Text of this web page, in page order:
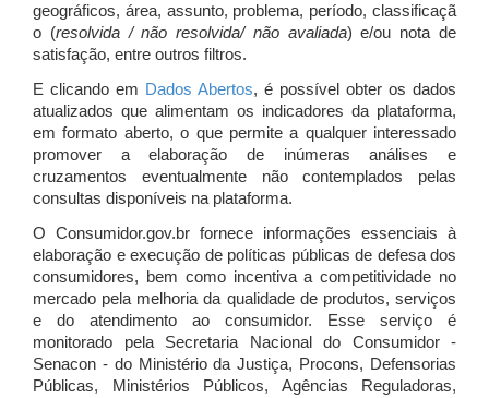
geográficos, área, assunto, problema, período, classificaçã
o (resolvida / não resolvida/ não avaliada) e/ou nota de
satisfação, entre outros filtros.
E clicando em Dados Abertos, é possível obter os dados
atualizados que alimentam os indicadores da plataforma,
em formato aberto, o que permite a qualquer interessado
promover a elaboração de inúmeras análises e
cruzamentos eventualmente não contemplados pelas
consultas disponíveis na plataforma.
O Consumidor.gov.br fornece informações essenciais à
elaboração e execução de políticas públicas de defesa dos
consumidores, bem como incentiva a competitividade no
mercado pela melhoria da qualidade de produtos, serviços
e do atendimento ao consumidor. Esse serviço é
monitorado pela Secretaria Nacional do Consumidor -
Senacon - do Ministério da Justiça, Procons, Defensorias
Públicas, Ministérios Públicos, Agências Reguladoras,